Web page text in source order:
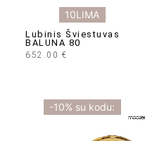
10LIMA
Lubinis Šviestuvas
BALUNA 80
652.00 €
-10% su kodu: